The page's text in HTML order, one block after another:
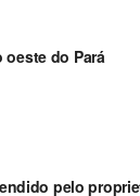
oeste do Pará
pelo